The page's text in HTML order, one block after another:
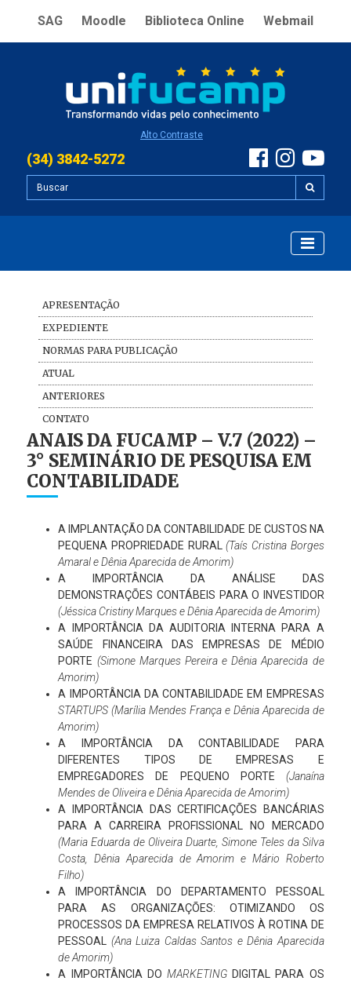
SAG Moodle Biblioteca Online Webmail
Alto Contraste
(34) 3842-5272
APRESENTAÇÃO
EXPEDIENTE
NORMAS PARA PUBLICAÇÃO
ATUAL
ANTERIORES
CONTATO
ANAIS DA FUCAMP – V.7 (2022) –
3° SEMINÁRIO DE PESQUISA EM
CONTABILIDADE
A IMPLANTAÇÃO DA CONTABILIDADE DE CUSTOS NA
PEQUENA PROPRIEDADE RURAL
(Taís Cristina Borges
Amaral e Dênia Aparecida de Amorim)
A IMPORTÂNCIA DA ANÁLISE DAS
DEMONSTRAÇÕES CONTÁBEIS PARA O INVESTIDOR
(Jéssica Cristiny Marques e Dênia Aparecida de Amorim)
A IMPORTÂNCIA DA AUDITORIA INTERNA PARA A
SAÚDE FINANCEIRA DAS EMPRESAS DE MÉDIO
PORTE (Simone Marques Pereira e Dênia Aparecida de
Amorim)
A IMPORTÂNCIA DA CONTABILIDADE EM EMPRESAS
STARTUPS (Marília Mendes França e Dênia Aparecida de
Amorim)
A IMPORTÂNCIA DA CONTABILIDADE PARA
DIFERENTES TIPOS DE EMPRESAS E
EMPREGADORES DE PEQUENO PORTE
(Janaína
Mendes de Oliveira e Dênia Aparecida de Amorim)
A IMPORTÂNCIA DAS CERTIFICAÇÕES BANCÁRIAS
PARA A CARREIRA PROFISSIONAL NO MERCADO
(Maria Eduarda de Oliveira Duarte, Simone Teles da Silva
Costa, Dênia Aparecida de Amorim e Mário Roberto
Filho)
A IMPORTÂNCIA DO DEPARTAMENTO PESSOAL
PARA AS ORGANIZAÇÕES: OTIMIZANDO OS
PROCESSOS DA EMPRESA RELATIVOS À ROTINA DE
PESSOAL
(Ana Luiza Caldas Santos e Dênia Aparecida
de Amorim)
A IMPORTÂNCIA DO MARKETING DIGITAL PARA OS